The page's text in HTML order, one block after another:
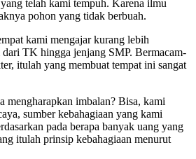
telah kami tempuh. Karena ilmu
pohon yang tidak berbuah.
kami mengajar kurang lebih
TK hingga jenjang SMP. Bermacam-
itulah yang membuat tempat ini sangat
mengharapkan imbalan? Bisa, kami
sumber kebahagiaan yang kami
pada berapa banyak uang yang
itulah prinsip kebahagiaan menurut